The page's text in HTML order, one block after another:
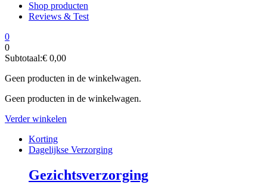
Shop producten
Reviews & Test
0
0
Subtotaal:€ 0,00
Geen producten in de winkelwagen.
Geen producten in de winkelwagen.
Verder winkelen
Korting
Dagelijkse Verzorging
Gezichtsverzorging